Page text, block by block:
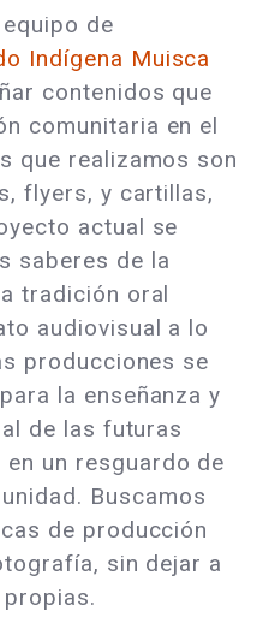
de
Indígena Muisca
contenidos que
comunitaria en el
que realizamos son
flyers, y cartillas,
actual se
saberes de la
tradición oral
audiovisual a lo
producciones se
la enseñanza y
de las futuras
un resguardo de
Buscamos
de producción
sin dejar a